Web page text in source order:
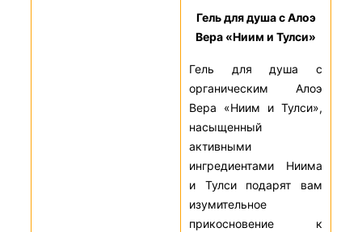
Гель для душа с Алоэ
Вера «Ниим и Тулси»
Гель для душа с
органическим Алоэ
Вера «Ниим и Тулси»,
насыщенный
активными
ингредиентами Ниима
и Тулси подарят вам
изумительное
прикосновение к